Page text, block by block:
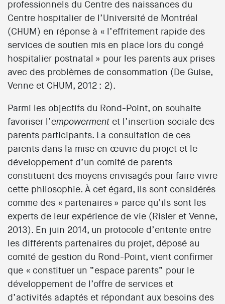
professionnels du Centre des naissances du
Centre hospitalier de l’Université de Montréal
(CHUM) en réponse à « l’effritement rapide des
services de soutien mis en place lors du congé
hospitalier postnatal » pour les parents aux prises
avec des problèmes de consommation (De Guise,
Venne et CHUM, 2012 : 2).
Parmi les objectifs du Rond-Point, on souhaite
favoriser l’empowermentet l’insertion sociale des
parents participants. La consultation de ces
parents dans la mise en œuvre du projet et le
développement d’un comité de parents
constituent des moyens envisagés pour faire vivre
cette philosophie. À cet égard, ils sont considérés
comme des « partenaires » parce qu’ils sont les
experts de leur expérience de vie (Risler et Venne,
2013). En juin 2014, un protocole d’entente entre
les différents partenaires du projet, déposé au
comité de gestion du Rond-Point, vient confirmer
que « constituer un “espace parents” pour le
développement de l’offre de services et
d’activités adaptés et répondant aux besoins des